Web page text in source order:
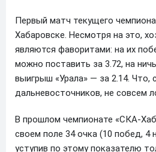
Первый матч текущего
Хабаровске. Несмотря на это,
являются фаворитами: на их
можно поставить за 3.72, на
выигрыш «Урала» — за 2.14. Что,
дальневосточников, не совсем
В прошлом чемпионате «СКА-
своем поле 34 очка (10 побед, 4
уступив по этому показателю